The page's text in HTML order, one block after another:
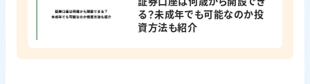
る？未成年でも可能なのか投
資方法も紹介